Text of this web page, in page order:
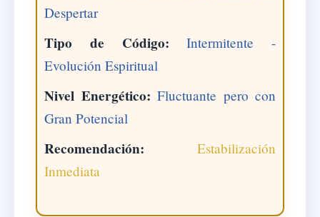
Despertar
Tipo de Código:
Intermitente -
Evolución Espiritual
Nivel Energético: Fluctuante pero con
Gran Potencial
Recomendación:
Estabilización
Inmediata